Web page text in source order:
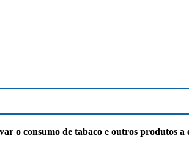
o consumo de tabaco e outros produtos a